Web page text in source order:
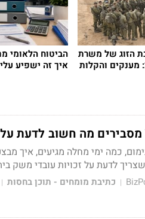
הזוג של משרת
מילואים ב-2026: מענקים והקלות
הביטוח הלאומי
איך זה ישפיע
כמה ימי מחלה מגיעים, איך
לדעת על זכויות עובדי משק
| כתיבת מומחים - תוכן בחסות |